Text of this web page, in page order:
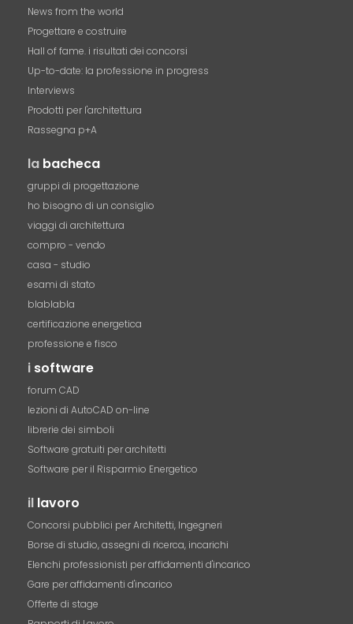
News from the world
Progettare e costruire
Hall of fame. i risultati dei concorsi
Up-to-date: la professione in progress
Interviews
Prodotti per l'architettura
Rassegna p+A
la bacheca
gruppi di progettazione
ho bisogno di un consiglio
viaggi di architettura
compro - vendo
casa - studio
esami di stato
blablabla
certificazione energetica
professione e fisco
i software
forum CAD
lezioni di AutoCAD on-line
librerie dei simboli
Software gratuiti per architetti
Software per il Risparmio Energetico
il lavoro
Concorsi pubblici per Architetti, Ingegneri
Borse di studio, assegni di ricerca, incarichi
Elenchi professionisti per affidamenti d'incarico
Gare per affidamenti d'incarico
Offerte di stage